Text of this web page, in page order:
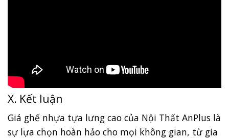
X. Kết luận
Giá ghế nhựa tựa lưng cao của Nội Thất AnPlus là
sự lựa chọn hoàn hảo cho mọi không gian, từ gia